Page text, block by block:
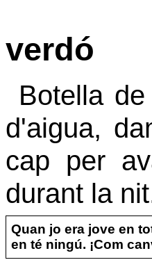
verdó
Botella
d'aigua,
cap per
durant la
Quan jo era jove en
en té ningú. ¡Com